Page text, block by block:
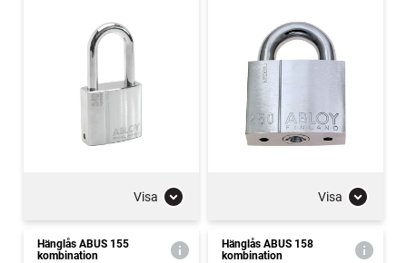
Visa Visa
Hänglås ABUS 155
kombination
Hänglås ABUS 158
kombination